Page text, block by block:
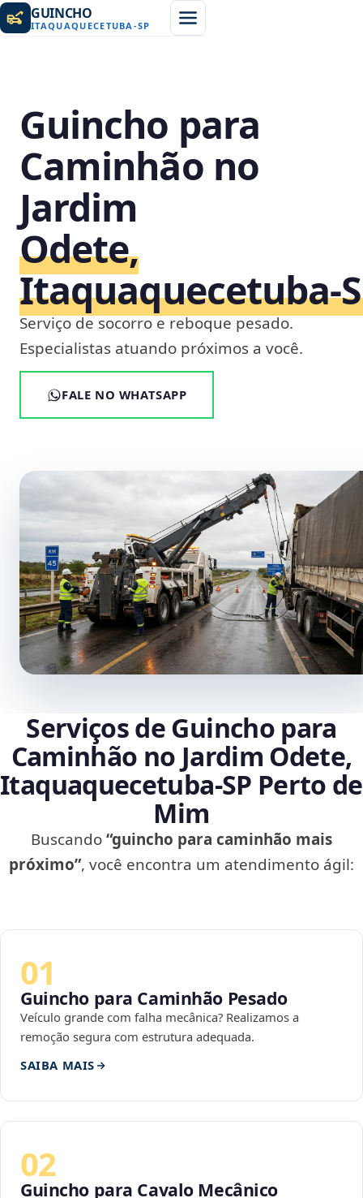
GUINCHO
ITAQUAQUECETUBA -SP
Guincho para
Caminhão no
Jardim
Odete,
Serviço de socorro e reboque pesado.
Especialistas atuando próximos a você.
FALE NO WHATSAPP
Serviços de Guincho para
Caminhão no Jardim Odete,
Itaquaquecetuba‑SP Perto de
Mim
Buscando“guincho para caminhão mais
próximo”, você encontra um atendimento ágil:
01
Guincho para Caminhão Pesado
Veículo grande com falha mecânica? Realizamos a
remoção segura com estrutura adequada.
SAIBA MAIS
02
Guincho para Cavalo Mecânico